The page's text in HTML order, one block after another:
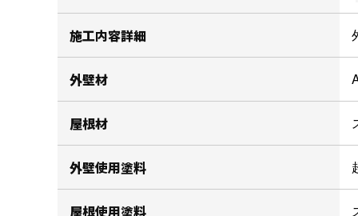
施工内容詳細
外壁材
屋根材
外壁使用塗料
屋根使用塗料